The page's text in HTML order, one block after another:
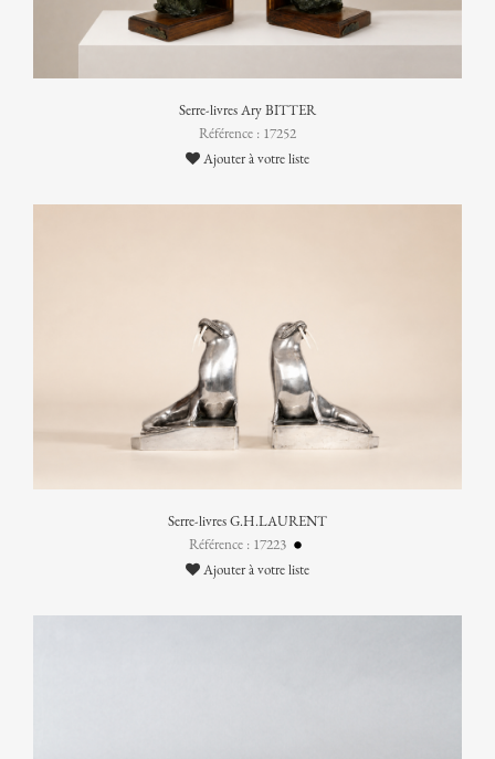
Serre-livres Ary BITTER
Référence : 17252
Ajouter à votre liste
Serre-livres G.H.LAURENT
Référence : 17223
Ajouter à votre liste